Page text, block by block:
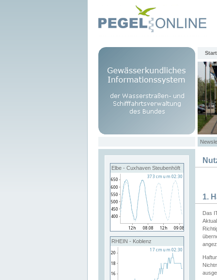
Start
Elbe - Cuxhaven Steubenhöft
RHEIN - Koblenz
1.
Das